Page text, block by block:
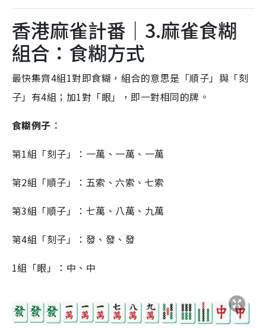
香港麻雀計番｜3.麻雀食糊
組合：食糊方式
最快集齊4組1對即食糊，組合的意思是「順子」與「刻
子」有4組；加1對「眼」，即一對相同的牌。
食糊例子︰
第1組「刻子」：一萬、一萬、一萬
第2組「順子」：五索、六索、七索
第3組「順子」：七萬、八萬、九萬
第4組「刻子」：發、發、發
1組「眼」：中、中